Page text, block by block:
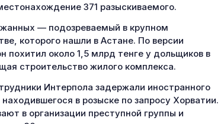
371 разыскиваемого.
— подозреваемый в крупном
которого нашли в Астане. По версии
похитил около 1,5 млрд тенге у дольщиков в
строительство жилого комплекса.
Интерпола задержали иностранного
в розыске по запросу Хорватии.
в организации преступной группы и